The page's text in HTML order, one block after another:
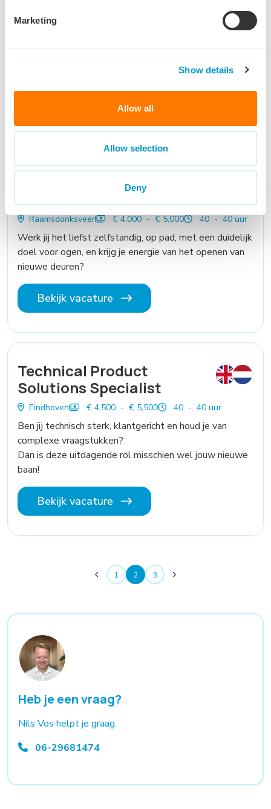
Marketing
Show details
Allow all
Allow selection
Deny
Are you ready to be the go-to person for our
solving problems, and making things run smoothly?
Then keep reading — this might just be your next
Accountmanager
Buitendienst
Raamsdonksveer € 4,000 - € 5,000 40 - 40 uur
Werk jij het liefst zelfstandig, op pad, met een duidelijk
doel voor ogen, en krijg je energie van het openen van
nieuwe deuren?
Bekijk vacature
Technical Product
Solutions Specialist
Eindhoven € 4,500 - € 5,500 40 - 40 uur
Ben jij technisch sterk, klantgericht en houd je van
complexe vraagstukken?
Dan is deze uitdagende rol misschien wel jouw nieuwe
baan!
Bekijk vacature
1 2 3
Heb je een vraag?
Nils Vos helpt je graag.
06-29681474